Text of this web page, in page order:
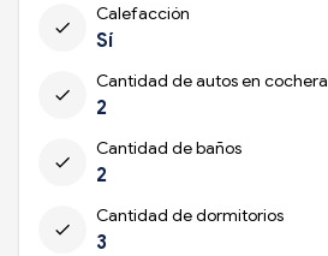
check
Calefacción
Sí
check
Cantidad de autos en cochera
2
check
Cantidad de baños
2
check
Cantidad de dormitorios
3